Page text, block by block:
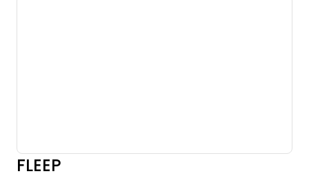
FLEEP